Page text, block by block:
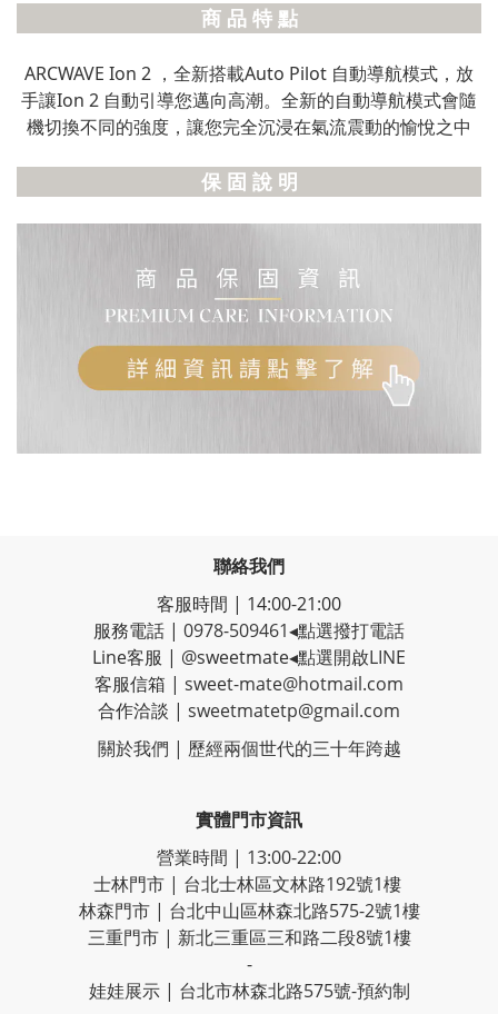
商 品 特 點
ARCWAVE Ion 2 ，全新搭載Auto Pilot 自動導航模式，放
手讓Ion 2 自動引導您邁向高潮。全新的自動導航模式會隨
機切換不同的強度，讓您完全沉浸在氣流震動的愉悅之中
保 固 說 明
聯絡我們
客服時間 | 14:00-21:00
服務電話 | 0978-509461◂點選撥打電話
Line客服 | @sweetmate◂點選開啟LINE
客服信箱 | sweet-mate@hotmail.com
合作洽談 | sweetmatetp@gmail.com
關於我們 | 歷經兩個世代的三十年跨越
實體門市資訊
營業時間 | 13:00-22:00
士林門市 | 台北士林區文林路192號1樓
林森門市 | 台北中山區林森北路575-2號1樓
三重門市 | 新北三重區三和路二段8號1樓
-
娃娃展示 | 台北市林森北路575號-預約制